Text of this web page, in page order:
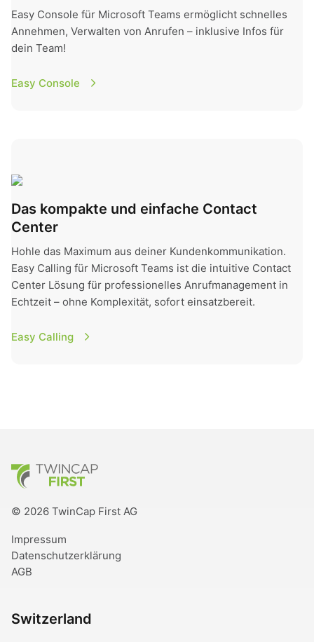
Easy Console für Microsoft Teams ermöglicht schnelles
Annehmen, Verwalten von Anrufen – inklusive Infos für
dein Team!
Easy Console
Das kompakte und einfache Contact
Center
Hohle das Maximum aus deiner Kundenkommunikation.
Easy Calling für Microsoft Teams ist die intuitive Contact
Center Lösung für professionelles Anrufmanagement in
Echtzeit – ohne Komplexität, sofort einsatzbereit.
Easy Calling
TwinCap First
© 2026 TwinCap First AG
Impressum
Datenschutzerklärung
AGB
Switzerland